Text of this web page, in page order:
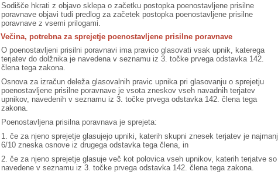
Sodišče hkrati z objavo sklepa o začetku postopka poenostavljene prisilne
poravnave objavi tudi predlog za začetek postopka poenostavljene prisilne
poravnave z vsemi prilogami.
Večina, potrebna za sprejetje poenostavljene prisilne poravnave
O poenostavljeni prisilni poravnavi ima pravico glasovati vsak upnik, katerega
terjatev do dolžnika je navedena v seznamu iz 3. točke prvega odstavka 142.
člena tega zakona.
Osnova za izračun deleža glasovalnih pravic upnika pri glasovanju o sprejetju
poenostavljene prisilne poravnave je vsota zneskov vseh navadnih terjatev
upnikov, navedenih v seznamu iz 3. točke prvega odstavka 142. člena tega
zakona.
Poenostavljena prisilna poravnava je sprejeta:
1. če za njeno sprejetje glasujejo upniki, katerih skupni znesek terjatev je najmanj
6/10 zneska osnove iz drugega odstavka tega člena, in
2. če za njeno sprejetje glasuje več kot polovica vseh upnikov, katerih terjatve so
navedene v seznamu iz 3. točke prvega odstavka 142. člena tega zakona.